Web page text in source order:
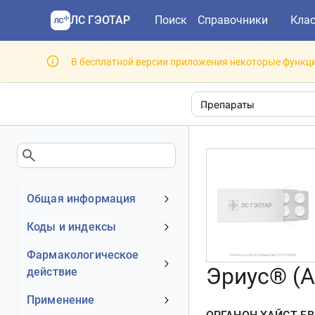
ЛС ГЭОТАР Поиск Справочники
В бесплатной версии приложения некоторые
Общая информация
Устаревшее наименование
Номер регистрационного
удостоверения РФ
Действующее вещество
Коды и индексы
АТХ код
МКБ-10 код
Фармакологическое
действие
Механизм действия
Применение
Эриус®